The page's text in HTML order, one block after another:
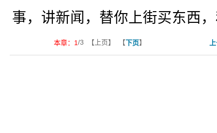
事，讲新闻，替你上街买东西
本章： 1/3 【上页】 【下页】